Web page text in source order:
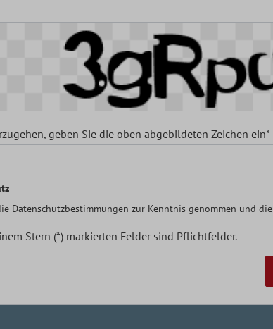
geben Sie die oben abgebildeten Zeichen ein*
Datenschutzbestimmungen zur Kenntnis genommen und die
Stern (*) markierten Felder sind Pflichtfelder.